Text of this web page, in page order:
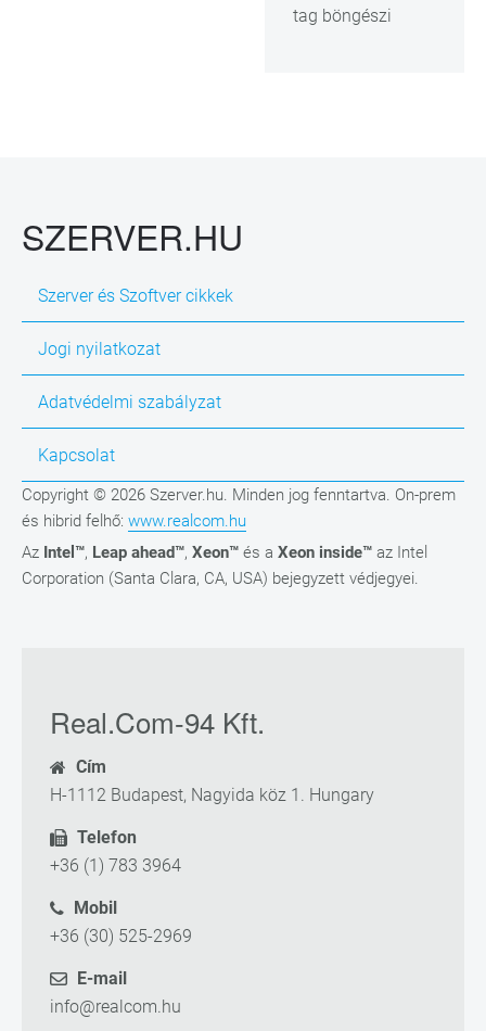
tag böngészi
SZERVER.HU
Szerver és Szoftver cikkek
Jogi nyilatkozat
Adatvédelmi szabályzat
Kapcsolat
Copyright © 2026 Szerver.hu. Minden jog fenntartva. On-prem
és hibrid felhő: www.realcom.hu
Az Intel™, Leap ahead™, Xeon™ és a Xeon inside™ az Intel
Corporation (Santa Clara, CA, USA) bejegyzett védjegyei.
Real.Com-94 Kft.
Cím
H-1112 Budapest, Nagyida köz 1. Hungary
Telefon
+36 (1) 783 3964
Mobil
+36 (30) 525-2969
E-mail
info@realcom.hu